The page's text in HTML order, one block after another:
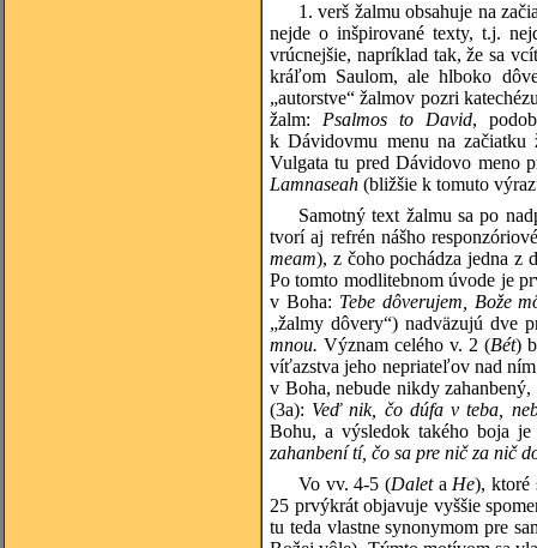
1. verš žalmu obsahuje na
nejde o inšpirované texty, t.j.
vrúcnejšie, napríklad tak, že sa
kráľom Saulom, ale hlboko
„autorstve“ žalmov pozri
žalm: Psalmos to David,
k Dávidovmu menu na začiatku
Vulgata tu pred Dávidovo meno
Lamnaseah (bližšie k tomuto
Samotný text žalmu sa po
tvorí aj refrén nášho
meam), z čoho pochádza jedna
Po tomto modlitebnom úvode je
v Boha: Tebe dôverujem, Bože
„žalmy dôvery“) nadväzujú dve
mnou.Význam celého v. 2 (Bét)
víťazstva jeho nepriateľov nad
v Boha, nebude nikdy
(3a): Veď nik, čo dúfa v teba,
Bohu, a výsledok takého boja
zahanbení tí, čo sa pre nič za nič
Vo vv. 4-5 (Daleta He), ktoré
25 prvýkrát objavuje vyššie
tu teda vlastne synonymom pre